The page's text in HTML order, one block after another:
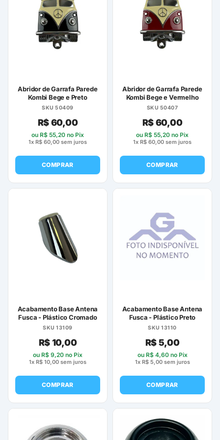
Abridor de Garrafa Parede
Kombi Bege e Preto
SKU 50409
R$60,00
ou R$ 55,20 no Pix
1x R$ 60,00 sem juros
COMPRAR
Abridor de Garrafa Parede
Kombi Bege e Vermelho
SKU 50407
R$60,00
ou R$ 55,20 no Pix
1x R$ 60,00 sem juros
COMPRAR
Acabamento Base Antena
Fusca - Plástico Cromado
SKU 13109
R$10,00
ou R$ 9,20 no Pix
1x R$ 10,00 sem juros
COMPRAR
Acabamento Base Antena
Fusca - Plástico Preto
SKU 13110
R$5,00
ou R$4,60no Pix
1x R$5,00sem juros
COMPRAR